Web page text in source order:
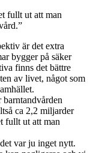
fullt ut att man
är det extra
bygger på säker
finns det bättre
av livet, något som
ca 2,2 miljarder
fullt ut att man
var ju inget nytt.